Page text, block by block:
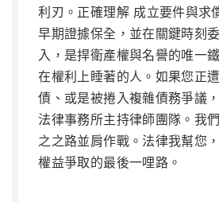
利刃。正確理解 成立要件與求
早期證據保全 ，並在關鍵時刻
入，是捍衛產權與名譽的唯一
在權利上睡著的人。如果您正
債、或是被捲入複雜債務爭議
法律事務所主持律師團隊。我
之之路並肩作戰。法律我幫您
權益爭取的最後一哩路。